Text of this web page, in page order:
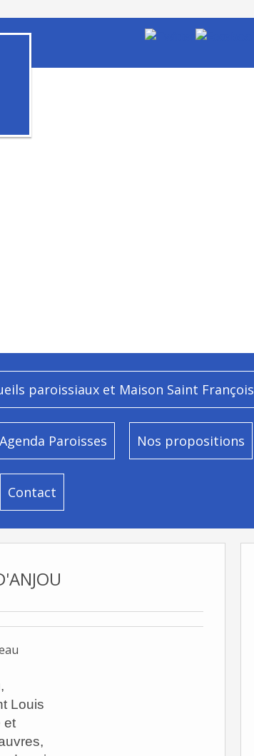
paroissiaux et Maison Saint François
Agenda Paroisses Nos propositions
Contact
Louis
et